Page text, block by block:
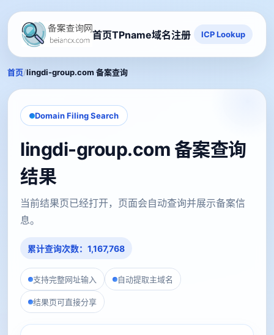
首页TPname域名注册 ICP Lookup
首页/lingdi-group.com 备案查询
Domain Filing Search
lingdi-group.com 备案查询
结果
当前结果页已经打开，页面会自动查询并展示备案信
息。
累计查询次数：1,167,768
支持完整网址输入 自动提取主域名
结果页可直接分享